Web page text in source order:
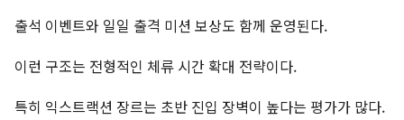
출석 이벤트와 일일 출격 미션 보상도 함께 운영된다.
이런 구조는 전형적인 체류 시간 확대 전략이다.
특히 익스트랙션 장르는 초반 진입 장벽이 높다는 평가가 많다.